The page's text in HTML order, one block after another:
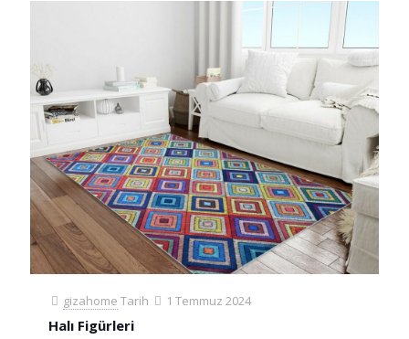
gizahome Tarih 1 Temmuz 2024
Halı Figürleri